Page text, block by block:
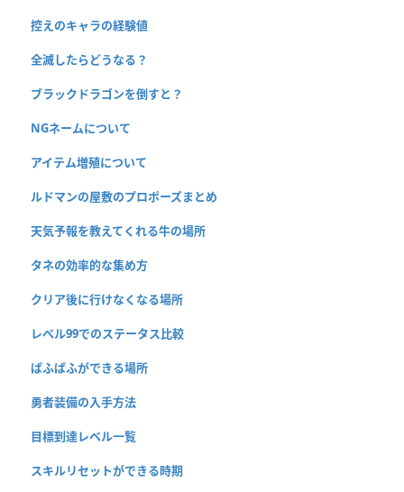
控えのキャラの経験値
全滅したらどうなる？
ブラックドラゴンを倒すと？
NGネームについて
アイテム増殖について
ルドマンの屋敷のプロポーズまとめ
天気予報を教えてくれる牛の場所
タネの効率的な集め方
クリア後に行けなくなる場所
レベル99でのステータス比較
ぱふぱふができる場所
勇者装備の入手方法
目標到達レベル一覧
スキルリセットができる時期